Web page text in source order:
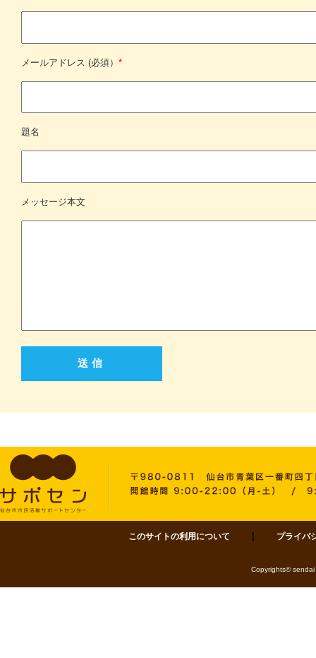
メールアドレス (必須） *
題名
メッセージ本文
サポセン 仙台市市民活動サポートセンター 〒980-0811 仙台市青葉区一
このサイトの利用について プライバ
Copyrights©